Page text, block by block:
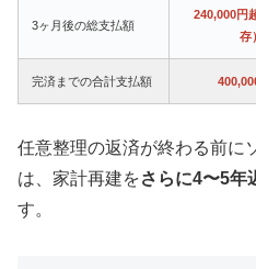
3ヶ月後の総支払額
240,000円
存）
完済までの合計支払額
任意整理の返済が終わる前に
は、家計再建をさらに4〜5年
す。